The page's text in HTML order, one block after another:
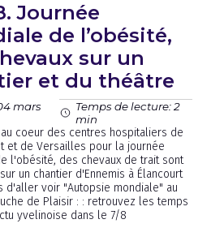
Journée
de l’obésité,
sur un
et du théâtre
mars
Temps de lecture: 2
min
coeur des centres hospitaliers de
et de Versailles pour la journée
l'obésité, des chevaux de trait sont
un chantier d'Ennemis à Élancourt
d'aller voir "Autopsie mondiale" au
de Plaisir : : retrouvez les temps
yvelinoise dans le 7/8